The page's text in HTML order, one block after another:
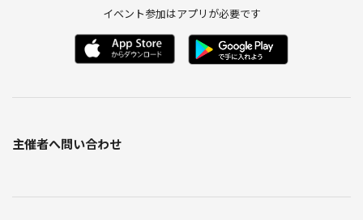
イベント参加はアプリが必要です
主催者へ問い合わせ